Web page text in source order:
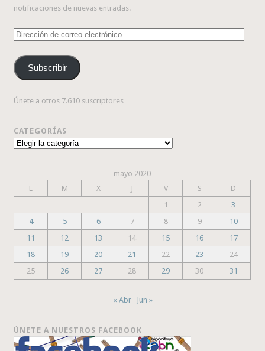
notificaciones de nuevas entradas.
Dirección
correo
electrónico
Subscribir
Únete a otros 7.610 suscriptores
CATEGORÍAS
Categorías
mayo 2020
L
M X J V S
D
1
2
3
4
5 6 7 8 9
10
11
12 13 14 15 16
17
18
19 20 21 22 23
24
25
26 27 28 29 30 31
« Abr Jun »
ÚNETE A NUESTROS FACEBOOK